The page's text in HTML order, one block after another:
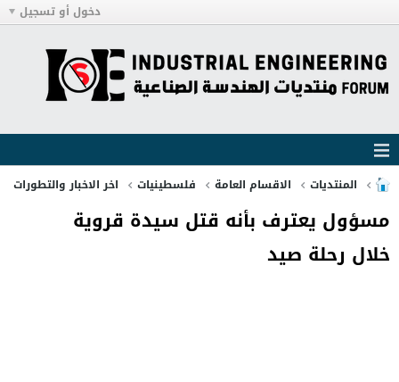
دخول أو تسجيل
المنتديات الاقسام العامة فلسطينيات اخر الاخبار والتطورات
مسؤول يعترف بأنه قتل سيدة قروية
خلال رحلة صيد